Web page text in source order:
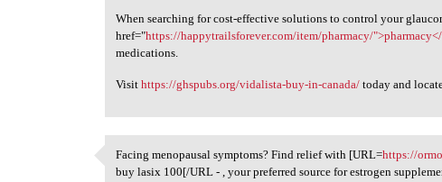
When searching for cost-effective solutions to control your
href="https://happytrailsforever.com/item/pharmacy/
medications.
Visithttps://ghspubs.org/vidalista-buy-in-canada/ today and
Facing menopausal symptoms?
Facing menopausal symptoms? Find relief with [URL=https://
buy lasix 100[/URL - , your preferred source for estrogen